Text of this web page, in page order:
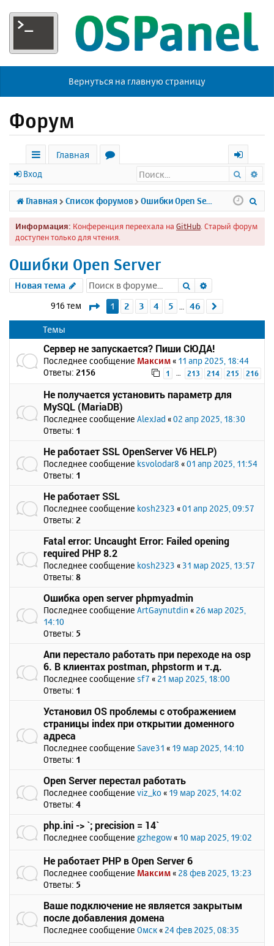
Вернуться на главную страницу
Форум
с
ы
л
к
Главная
р
у
м
х
о
д
Вход Поиск
Главная Список форумов
Информация: Конференция переехала на GitHub . Старый форум
доступен только для чтения.
Ошибки Open Server
Новая тема Поиск
916 тем Страница1 из 46
1 2 3 4 5 46
Темы
Сервер не запускается? Пиши СЮДА!
Последнее сообщение Максим « 11 апр 2025, 18:44
Ответы: 2156 1 … 213 214 215 216
Не получается установить параметр для
MySQL (MariaDB)
Последнее сообщение AlexJad «02 апр 2025, 18:30
Ответы: 1
Не работает SSL OpenServer V6 HELP)
Последнее сообщение ksvolodar8 «01 апр 2025, 11:54
Ответы: 1
Не работает SSL
Последнее сообщение kosh2323 «01 апр 2025, 09:57
Ответы: 2
Fatal error: Uncaught Error: Failed opening
required PHP 8.2
Последнее сообщение kosh2323 « 31 мар 2025, 13:57
Ответы: 8
Ошибка open server phpmyadmin
Последнее сообщение ArtGaynutdin « 26 мар 2025,
14:10
Ответы: 5
Апи перестало работать при переходе на osp
6. В клиентах postman, phpstorm и т.д.
Последнее сообщение sf7 « 21 мар 2025, 18:00
Ответы: 1
Установил OS проблемы с отображением
страницы index при открытии доменного
адреса
Последнее сообщение Save31 « 19 мар 2025, 14:10
Ответы: 1
Open Server перестал работать
Последнее сообщение viz_ko « 19 мар 2025, 14:02
Ответы: 4
php.ini -> `; precision = 14`
Последнее сообщение gzhegow « 10 мар 2025, 19:02
Не работает PHP в Open Server 6
Последнее сообщение Максим « 28 фев 2025, 13:23
Ответы: 5
Ваше подключение не является закрытым
после добавления домена
Последнее сообщение Омск « 24 фев 2025, 08:35